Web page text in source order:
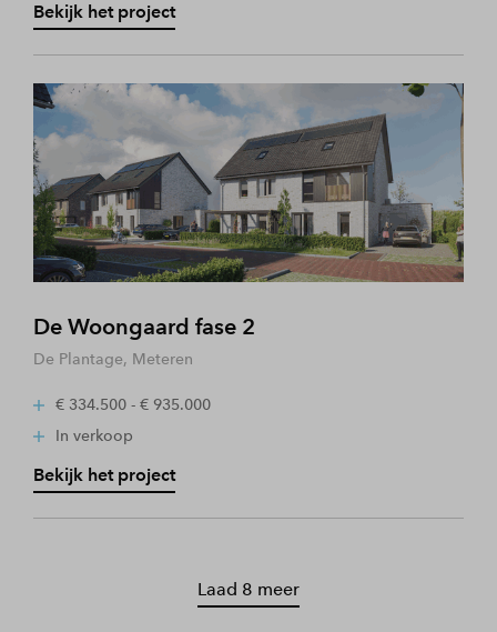
Bekijk het project
De Woongaard fase 2
De Plantage, Meteren
€ 334.500 - € 935.000
In verkoop
Bekijk het project
Laad 8 meer